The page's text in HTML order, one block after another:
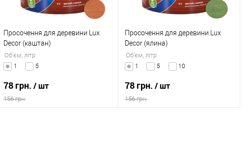
Просочення для деревини Lux
Decor (каштан)
Об'єм, літр
1 5
78 грн. / шт
156 грн.
Просочення для деревини Lux
Decor (ялина)
Об'єм, літр
1 5 10
78 грн./ шт
156 грн.